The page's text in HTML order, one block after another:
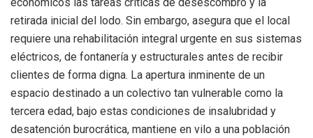
retirada inicial del lodo. Sin embargo, asegura que el local
requiere una rehabilitación integral urgente en sus sistemas
eléctricos, de fontanería y estructurales antes de recibir
clientes de forma digna. La apertura inminente de un
espacio destinado a un colectivo tan vulnerable como la
tercera edad, bajo estas condiciones de insalubridad y
desatención burocrática, mantiene en vilo a una población